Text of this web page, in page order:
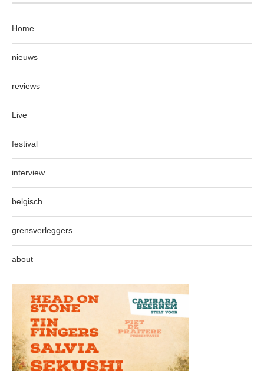
Home
nieuws
reviews
Live
festival
interview
belgisch
grensverleggers
about